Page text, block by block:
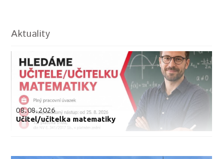
Aktuality
08.08.2026
Učitel/učitelka matematiky